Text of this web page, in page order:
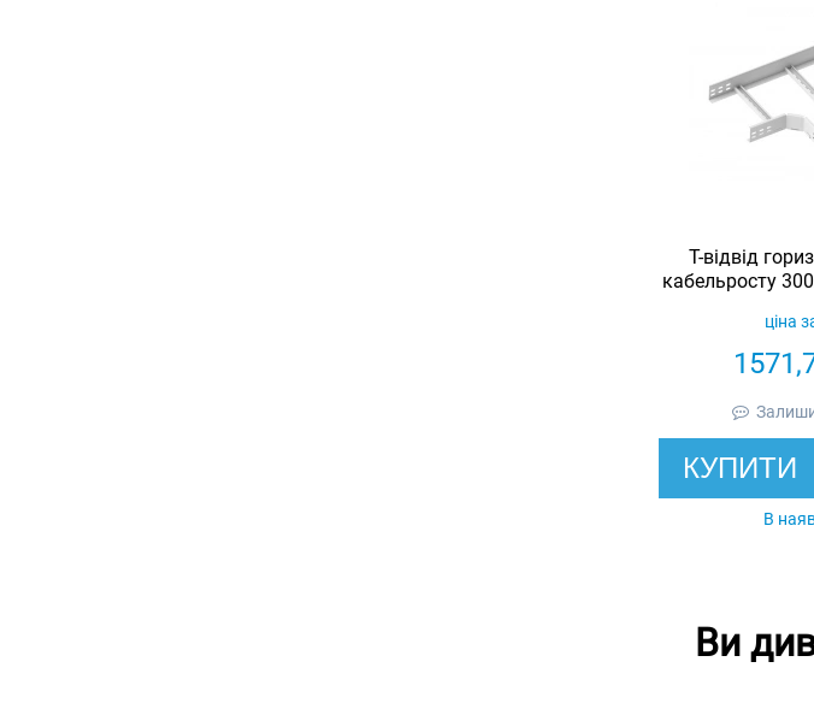
Т-відвід
кабельросту
ціна
КУПИТИ
В
Ви